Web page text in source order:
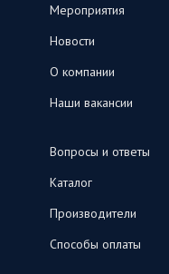
Мероприятия
Новости
О компании
Наши вакансии
Вопросы и ответы
Каталог
Производители
Способы оплаты